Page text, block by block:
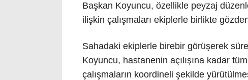
Başkan Koyuncu, özellikle peyzaj
ilişkin çalışmaları ekiplerle birlikte
Sahadaki ekiplerle birebir görüşerek
Koyuncu, hastanenin açılışına kadar
çalışmaların koordineli şekilde